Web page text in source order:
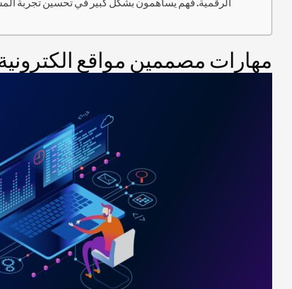
الرقمية. فهم يساهمون بشكل كبير في تحسين تجربة
مهارات مصممين مواقع